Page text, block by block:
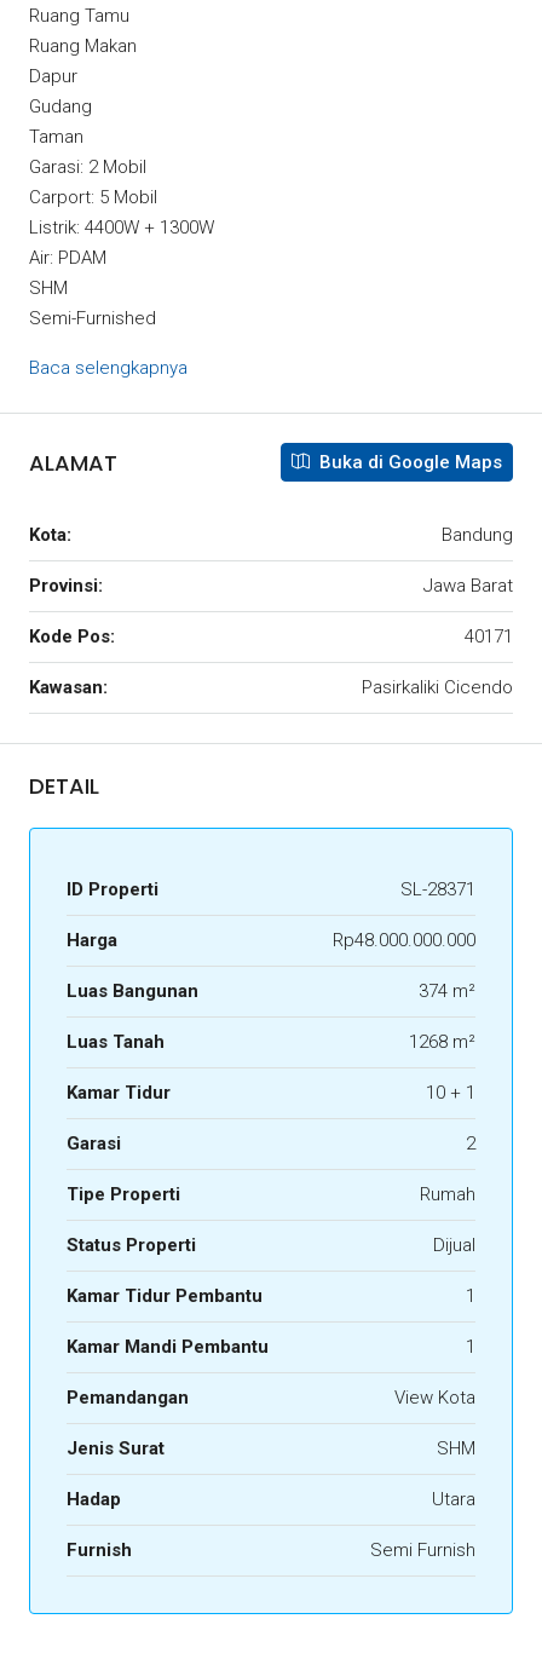
Ruang Tamu
Ruang Makan
Dapur
Gudang
Taman
Garasi: 2 Mobil
Carport: 5 Mobil
Listrik: 4400W + 1300W
Air: PDAM
SHM
Semi-Furnished
Baca selengkapnya
ALAMAT Buka di Google Maps
Kota: Bandung
Provinsi: Jawa Barat
Kode Pos: 40171
Kawasan: Pasirkaliki Cicendo
DETAIL
ID Properti SL-28371
Harga Rp48.000.000.000
Luas Bangunan 374 m²
Luas Tanah 1268 m²
Kamar Tidur 10 + 1
Garasi 2
Tipe Properti Rumah
Status Properti Dijual
Kamar Tidur Pembantu 1
Kamar Mandi Pembantu 1
Pemandangan View Kota
Jenis Surat SHM
Hadap Utara
Furnish Semi Furnish